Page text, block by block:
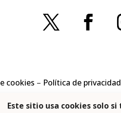
cookies – Política de privacidad